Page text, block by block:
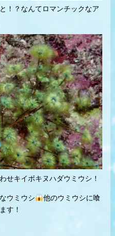
！？なんてロマンチックなア
せキイボキヌハダウミウシ！
ウミウシ
他のウミウシに喰
す！